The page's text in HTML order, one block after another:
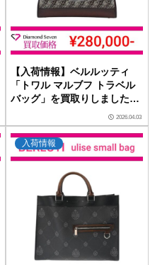
【入荷情報】ベルルッティ
「トワル マルブフ トラベル
バッグ」を買取りしました｜
2026.04.03
入荷情報